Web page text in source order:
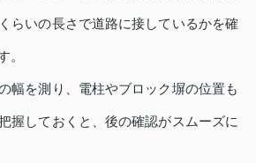
らいの長さで道路に接しているかを確
。
幅を測り、電柱やブロック塀の位置も
握しておくと、後の確認がスムーズに